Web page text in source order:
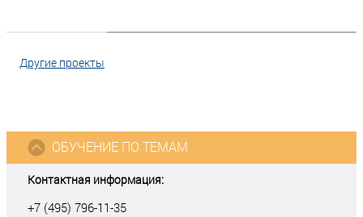
Другие проекты
Контактная информация:
+7 (495) 796-11-35
ОБУЧЕНИЕ ПО ТЕМАМ